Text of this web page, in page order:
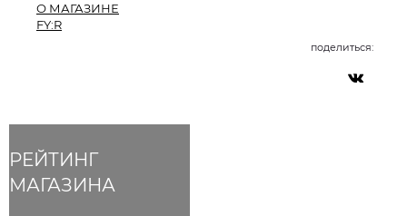
РЕЙТИНГ
МАГАЗИНА
О МАГАЗИНЕ
FY:R
поделиться: